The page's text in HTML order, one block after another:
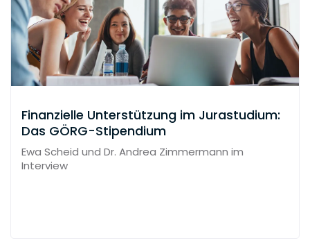
Finanzielle Unterstützung im Jurastudium:
Das GÖRG-Stipendium
Ewa Scheid und Dr. Andrea Zimmermann im
Interview